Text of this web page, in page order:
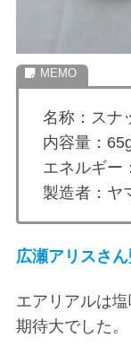
名称：スナ
内容量：
エネルギー
製造者：ヤ
広瀬アリスさ
エアリアルは
期待大でした。